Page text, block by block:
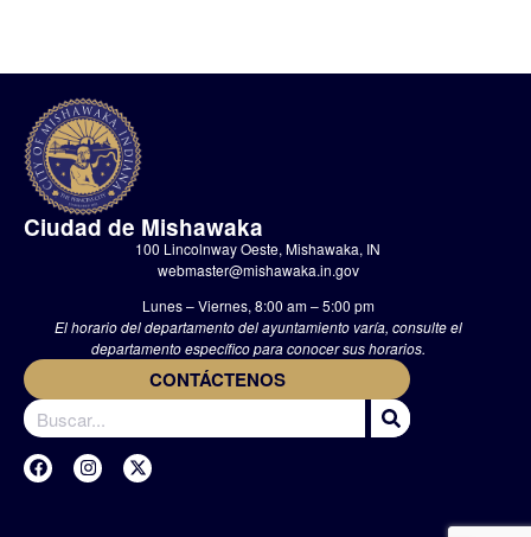
Ciudad de Mishawaka
100 Lincolnway Oeste, Mishawaka, IN
webmaster@mishawaka.in.gov
Lunes – Viernes, 8:00 am – 5:00 pm
El horario del departamento del ayuntamiento varía, consulte el
departamento específico para conocer sus horarios.
CONTÁCTENOS